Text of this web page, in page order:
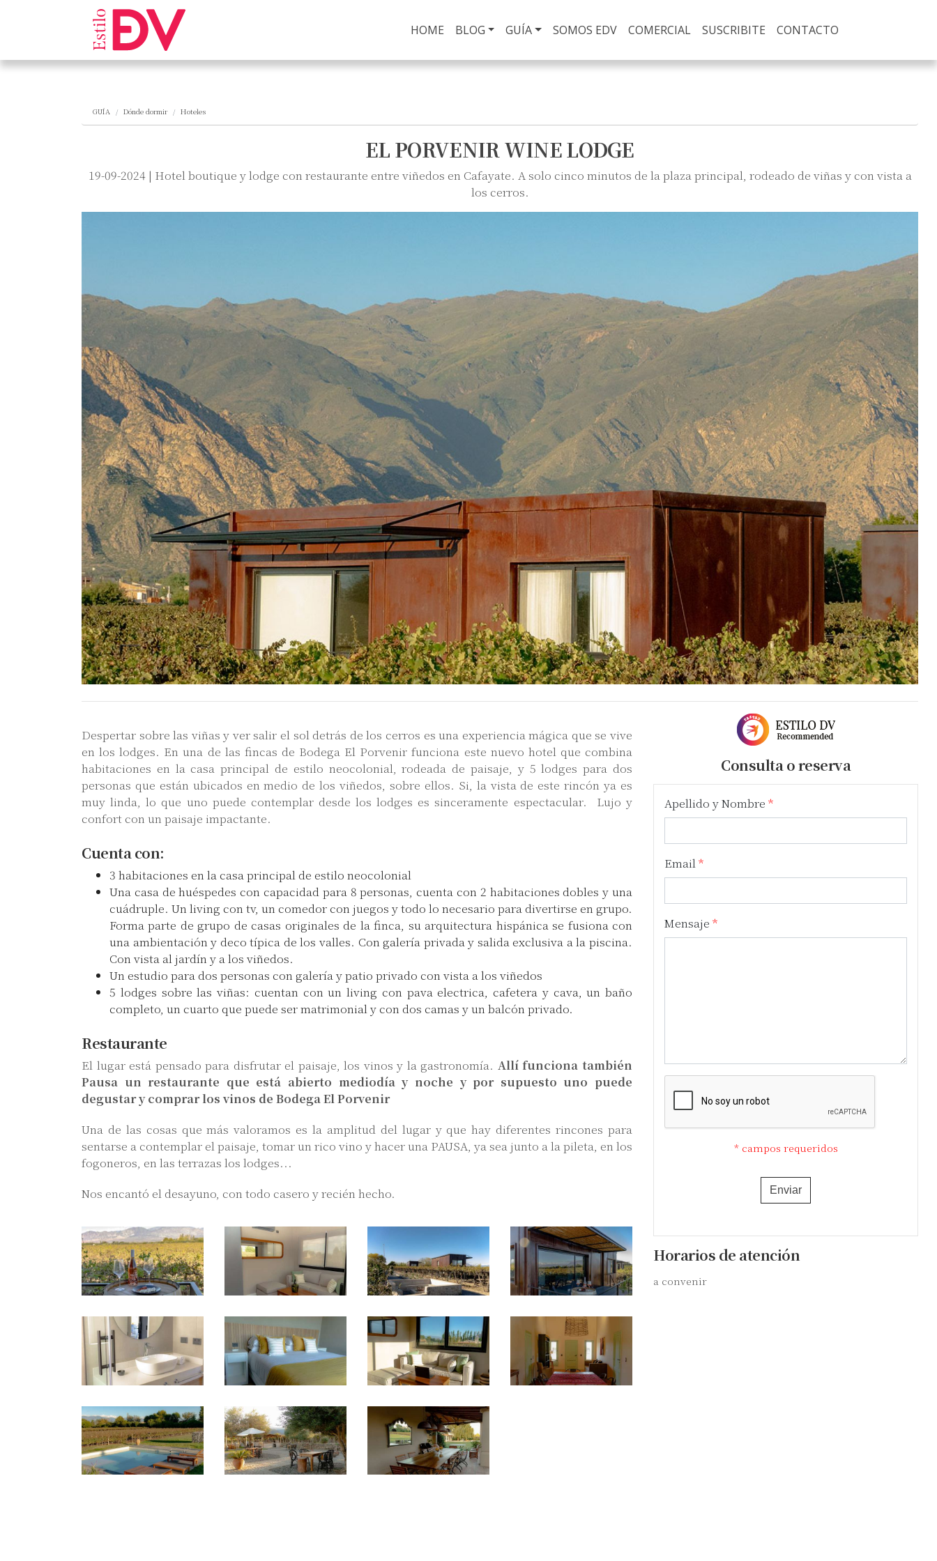
HOME (current)
BLOG GUÍA SOMOS EDV COMERCIAL SUSCRIBITE CONTACTO
GUÍA Dónde dormir Hoteles
EL PORVENIR WINE LODGE
19-09-2024 | Hotel boutique y lodge con restaurante entre viñedos en Cafayate. A solo cinco minutos de la plaza principal, rodeado de viñas y con vista a
los cerros.
Despertar sobre las viñas y ver salir el sol detrás de los cerros es una experiencia mágica que se vive
en los lodges. En una de las fincas de Bodega El Porvenir funciona este nuevo hotel que combina
habitaciones en la casa principal de estilo neocolonial, rodeada de paisaje, y 5 lodges para dos
personas que están ubicados en medio de los viñedos, sobre ellos. Si, la vista de este rincón ya es
muy linda, lo que uno puede contemplar desde los lodges es sinceramente espectacular. Lujo y
confort con un paisaje impactante.
Cuenta con:
3 habitaciones en la casa principal de estilo neocolonial
Una casa de huéspedes con capacidad para 8 personas, cuenta con 2 habitaciones dobles y una
cuádruple. Un living con tv, un comedor con juegos y todo lo necesario para divertirse en grupo.
Forma parte de grupo de casas originales de la finca, su arquitectura hispánica se fusiona con
una ambientación y deco típica de los valles. Con galería privada y salida exclusiva a la piscina.
Con vista al jardín y a los viñedos.
Un estudio para dos personas con galería y patio privado con vista a los viñedos
5 lodges sobre las viñas: cuentan con un living con pava electrica, cafetera y cava, un baño
completo, un cuarto que puede ser matrimonial y con dos camas y un balcón privado.
Restaurante
El lugar está pensado para disfrutar el paisaje, los vinos y la gastronomía. Allí funciona también
Pausa un restaurante que está abierto mediodía y noche y por supuesto uno puede
degustar y comprar los vinos de Bodega El Porvenir
Una de las cosas que más valoramos es la amplitud del lugar y que hay diferentes rincones para
sentarse a contemplar el paisaje, tomar un rico vino y hacer una PAUSA, ya sea junto a la pileta, en los
fogoneros, en las terrazas los lodges...
Nos encantó el desayuno, con todo casero y recién hecho.
Consulta o reserva
Apellido y Nombre
Email
Mensaje
* campos requeridos
Enviar
Horarios de atención
a convenir